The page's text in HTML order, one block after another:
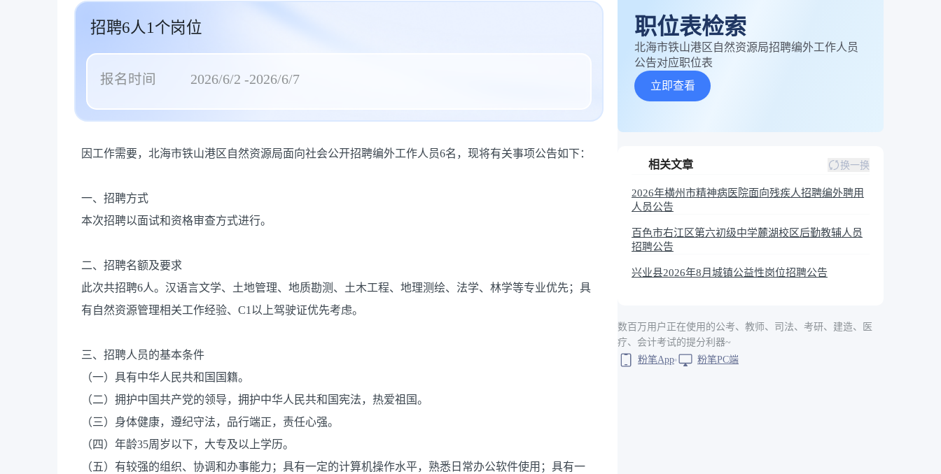
招聘6人1个岗位
报名时间 2026/6/2 -2026/6/7
因工作需要，北海市铁山港区自然资源局面向社会公开招聘编外工作人员6名，现将有关事项公告如下：
一、招聘方式
本次招聘以面试和资格审查方式进行。
二、招聘名额及要求
此次共招聘6人。汉语言文学、土地管理、地质勘测、土木工程、地理测绘、法学、林学等专业优先；具
有自然资源管理相关工作经验、C1以上驾驶证优先考虑。
三、招聘人员的基本条件
（一）具有中华人民共和国国籍。
（二）拥护中国共产党的领导，拥护中华人民共和国宪法，热爱祖国。
（三）身体健康，遵纪守法，品行端正，责任心强。
（四）年龄35周岁以下，大专及以上学历。
（五）有较强的组织、协调和办事能力；具有一定的计算机操作水平，熟悉日常办公软件使用；具有一
职位表检索
北海市铁山港区自然资源局招聘编外工作人员
公告对应职位表
立即查看
相关文章 换一换
2026年横州市精神病医院面向残疾人招聘编外聘用
人员公告
百色市右江区第六初级中学麓湖校区后勤教辅人员
招聘公告
兴业县2026年8月城镇公益性岗位招聘公告
数百万用户正在使用的公考、教师、司法、考研、建造、医
疗、会计考试的提分利器~
粉笔App
粉笔PC端